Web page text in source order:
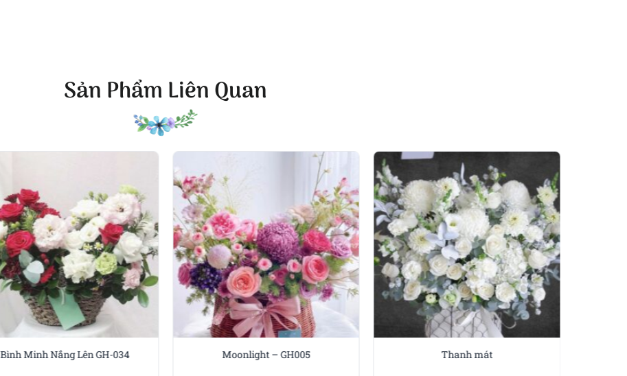
nên hài hòa, gợi cảm giác an yên và thư thái cho người ngắm nhìn.
rỡ nhưng lại có chiều sâu, dễ dàng chạm đến trái tim của bất kỳ ai. Đây là lựa chọn
thích phong cách nhẹ nhàng, tinh tế và không phô trương.
quà lý tưởng cho nhiều dịp ý nghĩa
rất ý nghĩa, không chỉ dành cho các dịp lễ tình nhân hay sinh nhật mà trong các sự
là ngày kỷ niệm, lễ tốt nghiệp hay đơn giản chỉ là một lời chúc, giỏ hoa này vẫn
thành.
màu sắc trang nhã, Ngày thơ mộng dễ dàng hòa hợp trong nhiều không gian khác
người thân, bạn bè hay đồng nghiệp như một cách sẻ chia yêu thương.
nhật người yêu
qua từng cánh hoa
thủ công với sự chăm chút trong từng chi tiết nhỏ. Hoa được chọn lọc tươi mới, đảm
Sản Phẩm Liên Quan
Bình Minh Nắng Lên GH-034 Moonlight – GH005 Thanh mát